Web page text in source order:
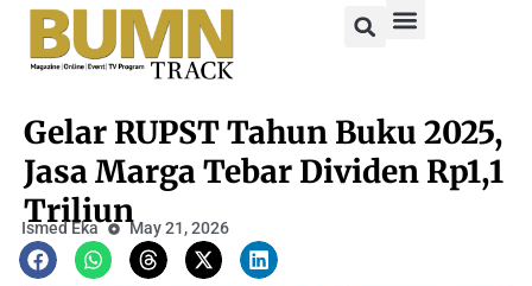
Gelar RUPST Tahun Buku 2025,
Jasa Marga Tebar Dividen Rp1,1
Triliun
Ismed Eka May 21, 2026